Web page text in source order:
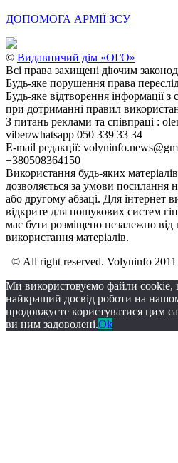
ДОПОМОГА АРМІЇ ЗСУ
© Видавничий дім «ОГО»
Всі права захищені діючим
Будь-яке порушення права
Будь-яке відтворення інформації
при дотриманні правил
З питань реклами та співпраці :
viber/whatsapp 050 339 33 34
E-mail редакції:
+380508364150
Використання будь-яких
дозволяється за умови
або другому абзаці. Для інтернет
відкрите для пошукових систем
має бути розміщено незалежно від
використання матеріалів.
© All right reserved. Volyninfo
Ми використовуємо файли cookie,
найкращий досвід роботи на
продовжуєте користуватися цим
ви ним задоволені.Ok